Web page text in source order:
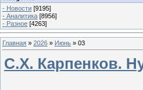
- Новости [9195]
- Аналитика [8956]
- Разное [4263]
Главная » 2026 » Июнь » 03
С.Х. Карпенков.